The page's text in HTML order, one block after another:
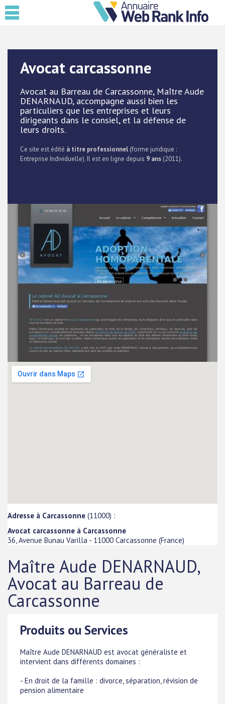
Avocat carcassonne
Avocat au Barreau de Carcassonne, Maître Aude
DENARNAUD, accompagne aussi bien les
particuliers que les entreprises et leurs
dirigeants dans le consiel, et la défense de
leurs droits.
Ce site est édité à titre professionnel (forme juridique :
Entreprise Individuelle). Il est en ligne depuis 9 ans (2011).
Adresse à Carcassonne (11000) :
Avocat carcassonne à Carcassonne
36, Avenue Bunau Varilla - 11000 Carcassonne (France)
Maître Aude DENARNAUD,
Avocat au Barreau de
Carcassonne
Produits ou Services
Maître Aude DENARNAUD est avocat généraliste et
intervient dans différents domaines :
- En droit de la famille : divorce, séparation, révision de
pension alimentaire